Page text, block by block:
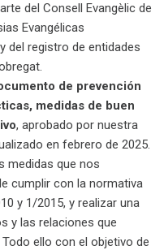
del Consell Evangèlic de
Evangélicas
del registro de entidades
de prevención
medidas de buen
, aprobado por nuestra
en febrero de 2025.
medidas que nos
cumplir con la normativa
y 1/2015, y realizar una
y las relaciones que
ello con el objetivo de